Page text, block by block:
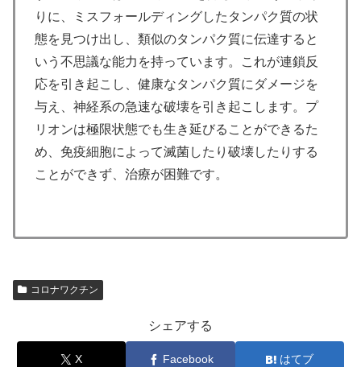
りに、ミスフォールディングしたタンパク質の状
態を見つけ出し、類似のタンパク質に伝達すると
いう不思議な能力を持っています。これが連鎖反
応を引き起こし、健康なタンパク質にダメージを
与え、神経系の急速な破壊を引き起こします。プ
リオンは極限状態でも生き延びることができるた
め、免疫細胞によって滅菌したり破壊したりする
ことができず、治療が困難です。
コロナワクチン
シェアする
X Facebook はてブ